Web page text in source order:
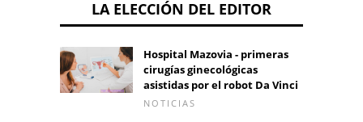
LA ELECCIÓN DEL EDITOR
Hospital Mazovia - primeras
cirugías ginecológicas
asistidas por el robot Da Vinci
NOTICIAS